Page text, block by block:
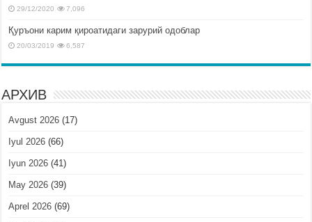
29/12/2020 7,096
Қуръони карим қироатидаги зарурий одоблар
20/03/2019 6,587
АРХИВ
Avgust 2026 (17)
Iyul 2026 (66)
Iyun 2026 (41)
May 2026 (39)
Aprel 2026 (69)